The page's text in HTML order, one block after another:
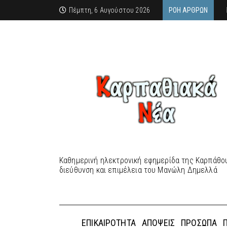
Πέμπτη, 6 Αυγούστου 2026 ΡΟΉ ΆΡΘΡΩΝ
Καθημερινή ηλεκτρονική εφημερίδα της
διεύθυνση και επιμέλεια του Μανώλη Δημελλά
ΕΠΙΚΑΙΡΌΤΗΤΑ ΑΠΌΨΕΙΣ ΠΡΌΣΩΠΑ